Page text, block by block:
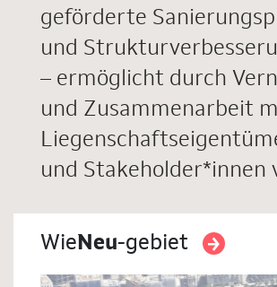
geförderte
und
– ermöglicht durch
und Zusammenarbeit
und Stakeholder*innen
Wie Neu-gebiet